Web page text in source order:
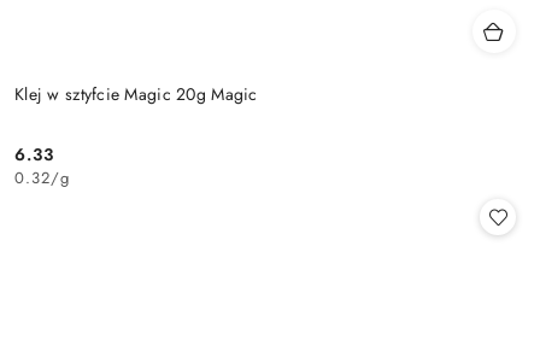
Klej w sztyfcie Magic 20g Magic
Cena:
6.33
0.32/g